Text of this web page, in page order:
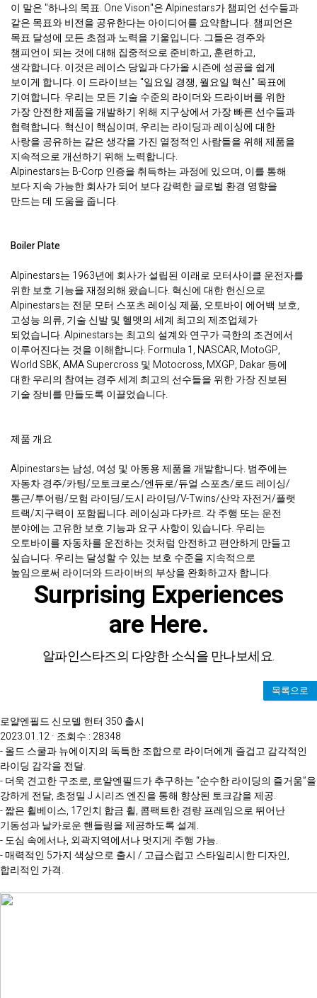
이 말은 "하나의 목표. One Vison"은 Alpinestars가 챔피언 선수들과
같은 목표와 비전을 공유한다는 아이디어를 요약합니다. 챔피언은
목표 달성에 모든 초점과 노력을 기울입니다. 그들은 경주와
챔피언이 되는 것에 대해 집중적으로 준비하고, 훈련하고,
생각합니다. 이것은 레이스 당일과 다가올 시즌에 성공을 쉽게
보이게 합니다. 이 드라이브는 "일요일 경쟁, 월요일 혁신" 목표에
기여합니다. 우리는 모든 기술 수준의 라이더와 드라이버를 위한
가장 안전한 제품을 개발하기 위해 지구상에서 가장 빠른 선수들과
협력합니다. 혁신이 핵심이며, 우리는 라이딩과 레이싱에 대한
사랑을 공유하는 같은 생각을 가진 열정적인 사람들을 위해 제품을
지속적으로 개선하기 위해 노력합니다.
Alpinestars는 B-Corp 인증을 취득하는 과정에 있으며, 이를 통해
보다 지속 가능한 회사가 되어 보다 강력한 글로벌 환경 영향을
만드는 데 도움을 줍니다.
Boiler Plate
Alpinestars는 1963년에 회사가 설립된 이래로 모터사이클 운전자를
위한 보호 기능을 재정의해 왔습니다. 혁신에 대한 헌신으로
Alpinestars는 전문 모터 스포츠 레이싱 제품, 오토바이 에어백 보호,
고성능 의류, 기술 신발 및 헬멧의 세계 최고의 제조업체가
되었습니다. Alpinestars는 최고의 설계와 연구가 극한의 조건에서
이루어진다는 것을 이해합니다. Formula 1, NASCAR, MotoGP,
World SBK, AMA Supercross 및 Motocross, MXGP, Dakar 등에
대한 우리의 참여는 경주 세계 최고의 선수들을 위한 가장 진보된
기술 장비를 만들도록 이끌었습니다.
제품 개요
Alpinestars는 남성, 여성 및 아동용 제품을 개발합니다. 범주에는
자동차 경주/카팅/모토크로스/엔듀로/듀얼 스포츠/로드 레이싱/
통근/투어링/모험 라이딩/도시 라이딩/V-Twins/산악 자전거/플랫
트랙/지구력이 포함됩니다. 레이싱과 다카르. 각 주행 또는 운전
분야에는 고유한 보호 기능과 요구 사항이 있습니다. 우리는
오토바이를 자동차를 운전하는 것처럼 안전하고 편안하게 만들고
싶습니다. 우리는 달성할 수 있는 보호 수준을 지속적으로
높임으로써 라이더와 드라이버의 부상을 완화하고자 합니다.
Surprising Experiences
are Here.
알파인스타즈의 다양한 소식을 만나보세요.
목록으로
로얄엔필드 신모델 헌터 350 출시
2023.01.12 · 조회수 : 28348
- 올드 스쿨과 뉴에이지의 독특한 조합으로 라이더에게 즐겁고 감각적인
라이딩 감각을 전달.
- 더욱 견고한 구조로, 로얄엔필드가 추구하는 “순수한 라이딩의 즐거움”을
강하게 전달, 초정밀 J 시리즈 엔진을 통해 향상된 토크감을 제공.
- 짧은 휠베이스, 17인치 합금 휠, 콤팩트한 경량 프레임으로 뛰어난
기동성과 날카로운 핸들링을 제공하도록 설계.
- 도심 속에서나, 외곽지역에서나 멋지게 주행 가능.
- 매력적인 5가지 색상으로 출시 / 고급스럽고 스타일리시한 디자인,
합리적인 가격.